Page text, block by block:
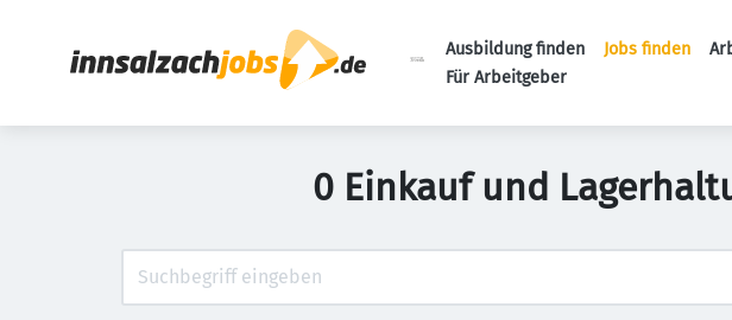
Ausbildung finden Jobs finden
Für Arbeitgeber
0 Einkauf und